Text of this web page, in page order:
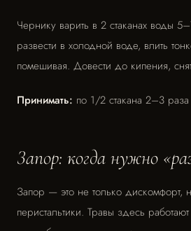
Чернику варить в 2 стаканах воды
развести в холодной воде, влить
помешивая. Довести до кипения,
Принимать: по 1/2 стакана 2–3
Запор: когда нужно
Запор — это не только дискомфорт,
перистальтики. Травы здесь